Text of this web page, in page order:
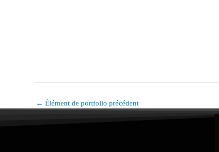
← Élément de portfolio précédent